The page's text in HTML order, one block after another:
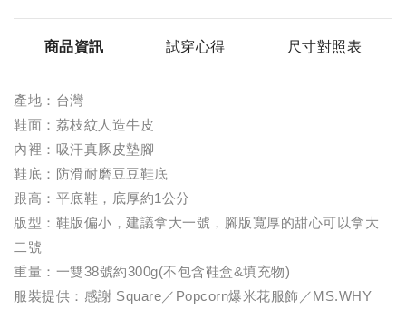
商品資訊 試穿心得 尺寸對照表
產地：台灣
鞋面：荔枝紋人造牛皮
內裡：吸汗真豚皮墊腳
鞋底：防滑耐磨豆豆鞋底
跟高：平底鞋，底厚約1公分
版型：鞋版偏小，建議拿大一號，腳版寬厚的甜心可以拿大
二號
重量：一雙38號約300g(不包含鞋盒&填充物)
服裝提供：感謝 Square／Popcorn爆米花服飾／MS.WHY